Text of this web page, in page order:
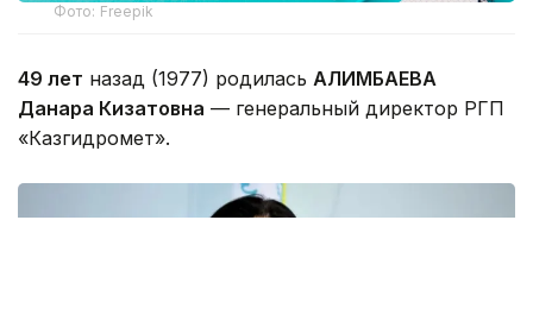
Фото: Freepik
49 лет назад (1977) родилась АЛИМБАЕВА
Данара Кизатовна — генеральный директор РГП
«Казгидромет».